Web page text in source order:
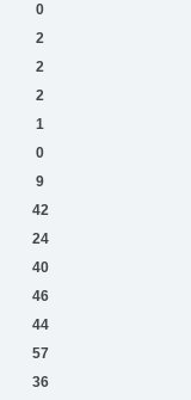
0
2
2
2
1
0
9
42
24
40
46
44
57
36